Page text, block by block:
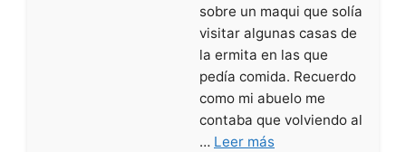
sobre un maqui que solía
visitar algunas casas de
la ermita en las que
pedía comida. Recuerdo
como mi abuelo me
contaba que volviendo al
… Leer más